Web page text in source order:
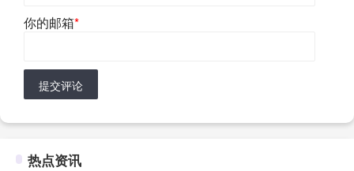
你的邮箱*
提交评论
热点资讯